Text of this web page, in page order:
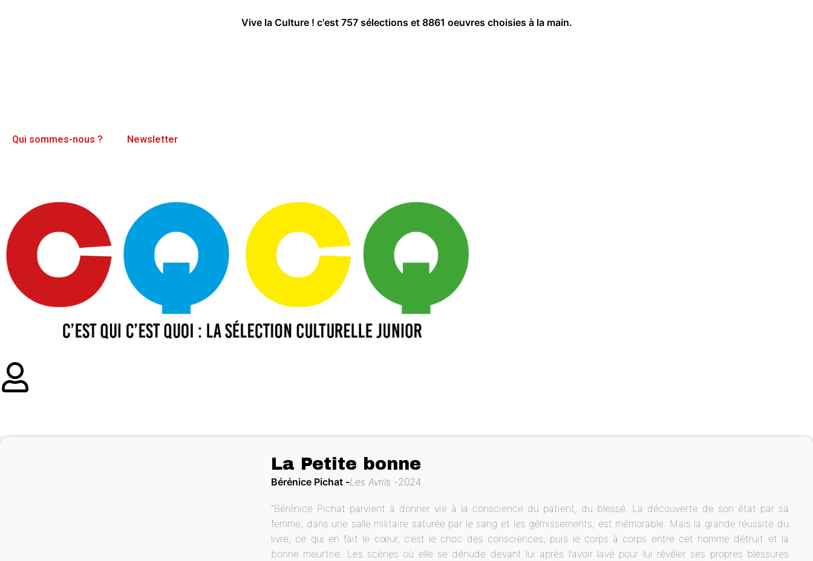
Vive la Culture ! c'est 757 sélections et 8861 oeuvres choisies à la main.
Qui sommes-nous ? Newsletter
La Petite bonne
Bérénice Pichat Les Avrils 2024
“Bérénice Pichat parvient à donner vie à la conscience du patient, du blessé. La découverte de son état par sa
femme, dans une salle militaire saturée par le sang et les gémissements, est mémorable. Mais la grande réussite du
livre, ce qui en fait le cœur, c’est le choc des consciences, puis le corps à corps entre cet homme détruit et la
bonne meurtrie. Les scènes où elle se dénude devant lui après l’avoir lavé pour lui révéler ses propres blessures